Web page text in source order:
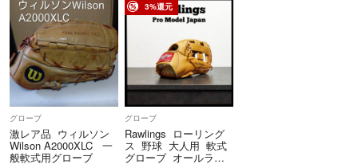
グローブ
激レア品 ウィルソン
Wilson A2000XLC 一
般軟式用グローブ
3%還元
グローブ
Rawlings ローリング
ス 野球 大人用 軟式
グローブ オールラウ